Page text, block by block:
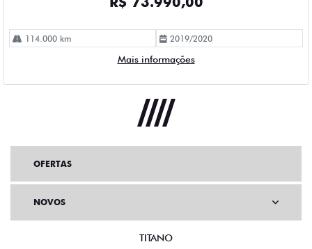
OFERTAS
NOVOS
TITANO